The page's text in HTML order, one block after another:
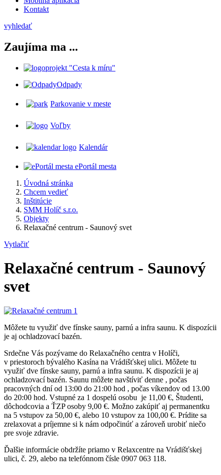
Kontakt
vyhledať
Zaujíma ma ...
projekt "Cesta k míru"
Odpady
Parkovanie v meste
Voľby
Kalendár
ePortál mesta
Úvodná stránka
Chcem vedieť
Inštitúcie
SMM Holíč s.r.o.
Objekty
Relaxačné centrum - Saunový svet
Vytlačiť
Relaxačné centrum - Saunový
svet
Môžete tu využiť dve fínske sauny, parnú a infra saunu. K dispozícii
je aj ochladzovací bazén.
Srdečne Vás pozývame do Relaxačného centra v Holíči,
v priestoroch bývalého Kasína na Vrádišťskej ulici. Môžete tu
využiť dve fínske sauny, parnú a infra saunu. K dispozícii je aj
ochladzovací bazén. Saunu môžete navštíviť denne , počas
pracovných dní od 13:00 do 21:00 hod , počas víkendov od 13.00
do 20:00 hod. Vstupné za 1 dospelú osobu je 11,00 €, Študenti,
dôchodcovia a ŤZP osoby 9,00 €. Možno zakúpiť aj permanentku
na 5 vstupov za 50,00 €, alebo 10 vstupov za 100,00 €. Prídite sa
zrelaxovat a príjemne si k nám odpočinúť a zároveň urobiť niečo
pre svoje zdravie.
Ďalšie informácie obdržíte priamo v Relaxcentre na Vrádišťskej
ulici, č. 29, alebo na telefónnom čísle 0907 063 118.